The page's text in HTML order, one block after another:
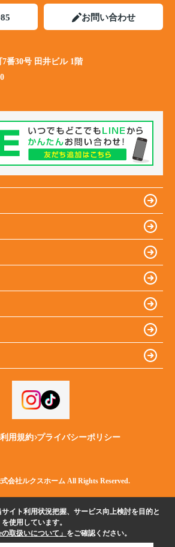
お問い合わせ
番30号 田井ビル 1階
利用規約 プライバシーポリシー
会社ルクスホーム All Rights Reserved.
イト利用状況把握、サービス向上検討を目的と
使用しています。
の取扱いについて」 をご確認ください。